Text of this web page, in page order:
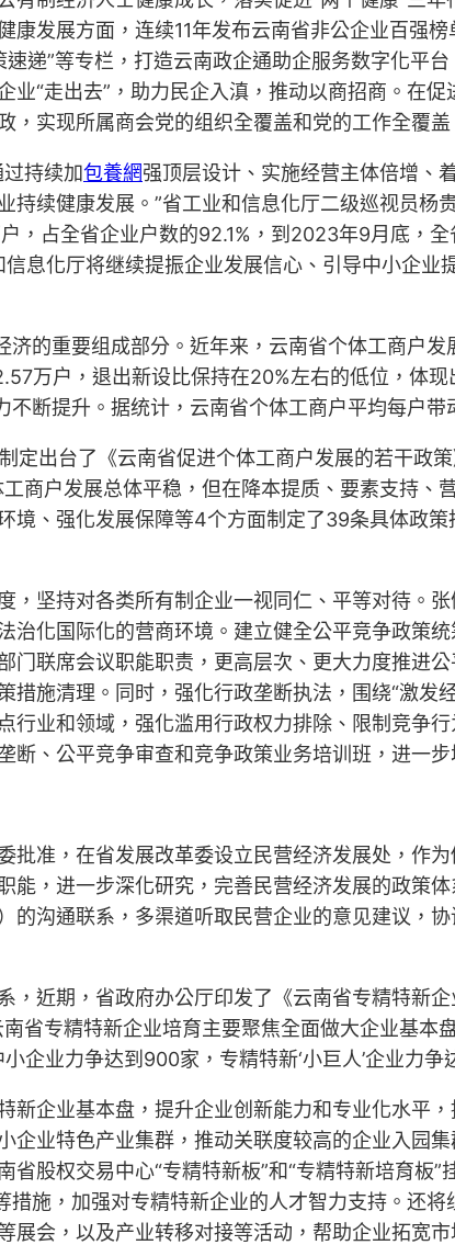
发展方面，连续11年发布云南省非公企业百强
速递”等专栏，打造云南政企通助企服务数字化平
业“走出去”，助力民企入滇，推动以商招商。在
实现所属商会党的组织全覆盖和党的工作全覆
持续加包養網强顶层设计、实施经营主体倍增、
持续健康发展。”省工业和信息化厅二级巡视员杨
，占全省企业户数的92.1%，到2023年9月底，
息化厅将继续提振企业发展信心、引导中小企
济的重要组成部分。近年来，云南省个体工商户
万户，退出新设比保持在20%左右的低位，体
不断提升。据统计，云南省个体工商户平均每户
定出台了《云南省促进个体工商户发展的若干政
商户发展总体平稳，但在降本提质、要素支持、
境、强化发展保障等4个方面制定了39条具体政
，坚持对各类所有制企业一视同仁、平等对待。
治化国际化的营商环境。建立健全公平竞争政策
门联席会议职能职责，更高层次、更大力度推进
措施清理。同时，强化行政垄断执法，围绕“激
行业和领域，强化滥用行政权力排除、限制竞争
断、公平竞争审查和竞争政策业务培训班，进一
批准，在省发展改革委设立民营经济发展处，作
能，进一步深化研究，完善民营经济发展的政策
的沟通联系，多渠道听取民营企业的意见建议，
，近期，省政府办公厅印发了《云南省专精特
省专精特新企业培育主要聚焦全面做大企业基
企业力争达到900家，专精特新‘小巨人’企业力
新企业基本盘，提升企业创新能力和专业化水平
企业特色产业集群，推动关联度较高的企业入园
股权交易中心“专精特新板”和“专精特新培育板
措施，加强对专精特新企业的人才智力支持。还
会，以及产业转移对接等活动，帮助企业拓宽